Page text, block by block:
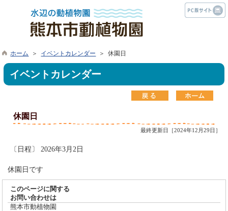
ホーム ＞ イベントカレンダー ＞ 休園日
イベントカレンダー
休園日
最終更新日［2024年12月29日］
〔日程〕 2026年3月2日
休園日です
このページに関する
お問い合わせは
熊本市動植物園